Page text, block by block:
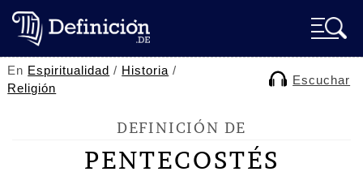
En Espiritualidad / Historia /
Religión
Escuchar
DEFINICIÓN DE
PENTECOSTÉS